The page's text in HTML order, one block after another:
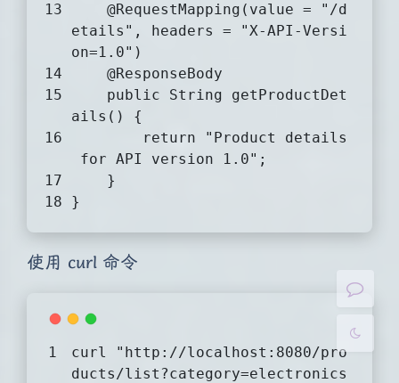
夜间模式
@RequestMapping(value = "/d
etails", headers = "X-API-Versi
on=1.0")
@ResponseBody
public String getProductDet
ails ()
{
return
"Product details
for API version 1.0" ;
    }
}
使用 curl 命令
curl
"http://localhost:8080/pro
ducts/list?category=electronics